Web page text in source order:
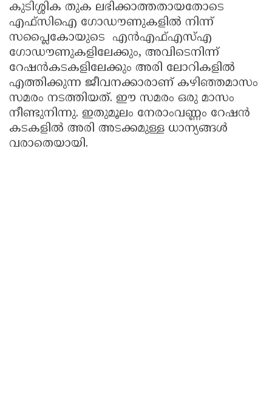
കുടിശ്ശിക തുക ലഭിക്കാത്തതായതോടെ
എഫ്സിഐ ഗോഡൗണുകളിൽ നിന്ന്
സപ്ലൈകോയുടെ എൻഎഫ്എസ്എ
ഗോഡൗണുകളിലേക്കും, അവിടെനിന്ന്
റേഷൻകടകളിലേക്കും അരി ലോറികളിൽ
എത്തിക്കുന്ന ജീവനക്കാരാണ് കഴിഞ്ഞമാസം
സമരം നടത്തിയത്. ഈ സമരം ഒരു മാസം
നീണ്ടുനിന്നു. ഇതുമൂലം നേരാംവണ്ണം റേഷൻ
കടകളിൽ അരി അടക്കമുള്ള ധാന്യങ്ങൾ
വരാതെയായി.